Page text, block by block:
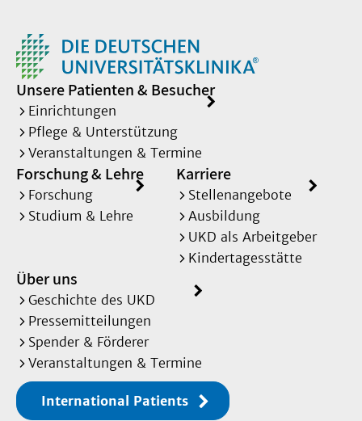
Unsere Patienten & Besucher
Einrichtungen
Pflege & Unterstützung
Veranstaltungen & Termine
Forschung & Lehre
Forschung
Studium & Lehre
Karriere
Stellenangebote
Ausbildung
UKD als Arbeitgeber
Kindertagesstätte
Über uns
Geschichte des UKD
Pressemitteilungen
Spender & Förderer
Veranstaltungen & Termine
International Patients